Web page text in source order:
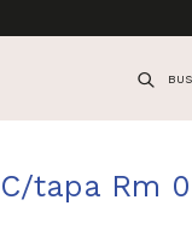
tapa Rm